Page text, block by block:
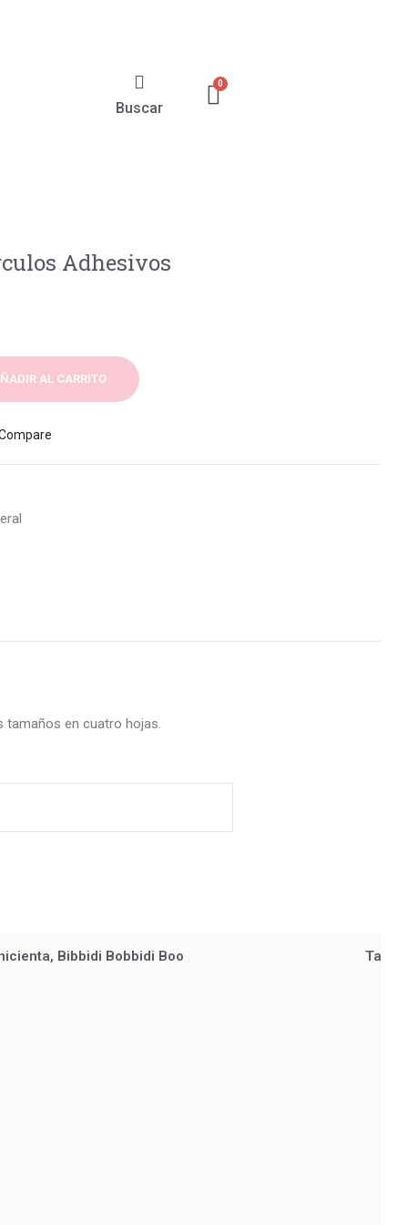
Buscar
Adhesivos
AL CARRITO
tamaños en cuatro hojas.
Bibbidi Bobbidi Boo